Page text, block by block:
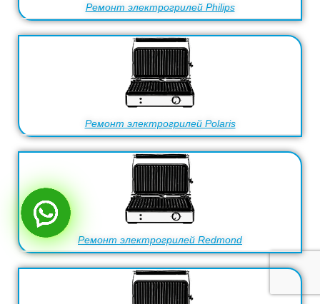
Ремонт электрогрилей Philips
Ремонт электрогрилей Polaris
Ремонт электрогрилей Redmond